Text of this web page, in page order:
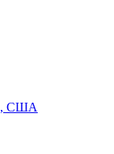
, США